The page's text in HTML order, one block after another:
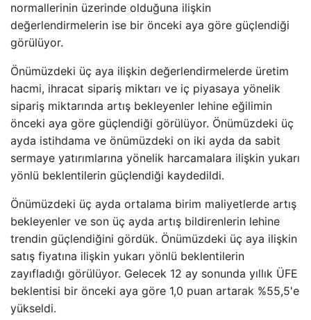
normallerinin üzerinde olduğuna ilişkin
değerlendirmelerin ise bir önceki aya göre güçlendiği
görülüyor.
Önümüzdeki üç aya ilişkin değerlendirmelerde üretim
hacmi, ihracat sipariş miktarı ve iç piyasaya yönelik
sipariş miktarında artış bekleyenler lehine eğilimin
önceki aya göre güçlendiği görülüyor. Önümüzdeki üç
ayda istihdama ve önümüzdeki on iki ayda da sabit
sermaye yatırımlarına yönelik harcamalara ilişkin yukarı
yönlü beklentilerin güçlendiği kaydedildi.
Önümüzdeki üç ayda ortalama birim maliyetlerde artış
bekleyenler ve son üç ayda artış bildirenlerin lehine
trendin güçlendiğini gördük. Önümüzdeki üç aya ilişkin
satış fiyatına ilişkin yukarı yönlü beklentilerin
zayıfladığı görülüyor. Gelecek 12 ay sonunda yıllık ÜFE
beklentisi bir önceki aya göre 1,0 puan artarak %55,5'e
yükseldi.